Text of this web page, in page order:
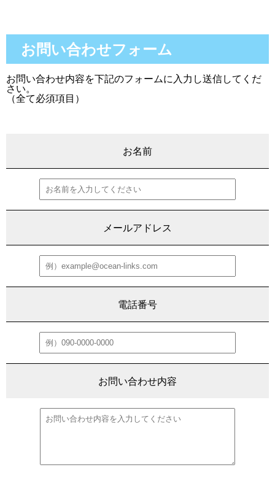
お問い合わせフォーム
お問い合わせ内容を下記のフォームに入力し送信してくだ
さい。
（全て必須項目）
お名前
メールアドレス
電話番号
お問い合わせ内容